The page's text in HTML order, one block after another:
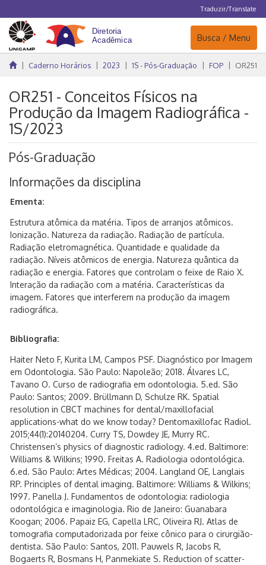
Traduzir/Translate
Navegação
Busca / Menu
Caderno Horários 2023 1S - Pós-Graduação FOP OR251
OR251 - Conceitos Físicos na
Produção da Imagem Radiográfica -
1S/2023
Pós-Graduação
Informações da disciplina
Ementa:
Estrutura atômica da matéria. Tipos de arranjos atômicos.
Ionização. Natureza da radiação. Radiação de partícula.
Radiação eletromagnética. Quantidade e qualidade da
radiação. Níveis atômicos de energia. Natureza quântica da
radiação e energia. Fatores que controlam o feixe de Raio X.
Interação da radiação com a matéria. Características da
imagem. Fatores que interferem na produção da imagem
radiográfica.
Bibliografia:
Haiter Neto F, Kurita LM, Campos PSF. Diagnóstico por Imagem
em Odontologia. São Paulo: Napoleão; 2018. Álvares LC,
Tavano O. Curso de radiografia em odontologia. 5.ed. São
Paulo: Santos; 2009. Brüllmann D, Schulze RK. Spatial
resolution in CBCT machines for dental/maxillofacial
applications-what do we know today? Dentomaxillofac Radiol.
2015;44(1):20140204. Curry TS, Dowdey JE, Murry RC.
Christensen’s physics of diagnostic radiology. 4.ed. Baltimore:
Williams & Wilkins; 1990. Freitas A. Radiologia odontológica.
6.ed. São Paulo: Artes Médicas; 2004. Langland OE, Langlais
RP. Principles of dental imaging. Baltimore: Williams & Wilkins;
1997. Panella J. Fundamentos de odontologia: radiologia
odontológica e imaginologia. Rio de Janeiro: Guanabara
Koogan; 2006. Papaiz EG, Capella LRC, Oliveira RJ. Atlas de
tomografia computadorizada por feixe cônico para o cirurgião-
dentista. São Paulo: Santos, 2011. Pauwels R, Jacobs R,
Bogaerts R, Bosmans H, Panmekiate S. Reduction of scatter-